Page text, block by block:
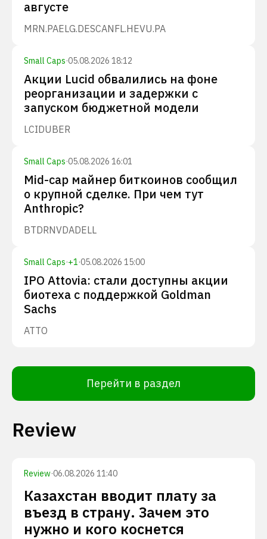
августе
MRN.PAELG.DESCANFL.HEVU.PA
Small Caps·05.08.2026 18:12
Акции Lucid обвалились на фоне
реорганизации и задержки с
запуском бюджетной модели
LCIDUBER
Small Caps·05.08.2026 16:01
Mid-cap майнер биткоинов сообщил
о крупной сделке. При чем тут
Anthropic?
BTDRNVDADELL
Small Caps·+1·05.08.2026 15:00
IPO Attovia: стали доступны акции
биотеха с поддержкой Goldman
Sachs
ATTO
Перейти в раздел
Review
Review·06.08.2026 11:40
Казахстан вводит плату за
въезд в страну. Зачем это
нужно и кого коснется